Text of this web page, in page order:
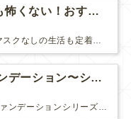
ダウンタイムも怖くない！おすすめコスメ2選！
最近は、すっかりマスクなしの生活も定着してきましたね。 マスク必須の時は面倒だし、息苦しいし、早くマスクなしの生活に戻らないかな～と思っていましたが、そんなマスク生活にもメリットがありました。そ...
話題のV3ファンデーション〜シャイニングVSブリリアント〜
こんにちは。 V3ファンデーションシリーズより新たなシリーズが入荷しました！ 【V3ブリリアントファンデーション】です♪ V3シリーズの推しポイント まずは、「エキサイティング」「シャイニング...